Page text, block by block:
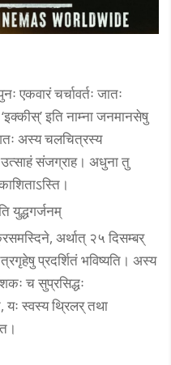
एकवारं चर्चावर्तः जातः
इति नाम्ना जनमानसेषु
अस्य चलचित्रस्य
संजग्राह। अधुना तु
युद्धगर्जनम्
अर्थात् २५ दिसम्बर्
प्रदर्शितं भविष्यति। अस्य
च सुप्रसिद्धः
यः स्वस्य थ्रिलर् तथा